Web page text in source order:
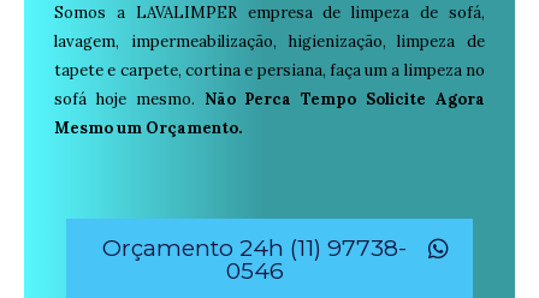
Somos a LAVALIMPER empresa de limpeza de sofá,
lavagem, impermeabilização, higienização, limpeza de
tapete e carpete, cortina e persiana, faça um a limpeza no
sofá hoje mesmo. Não Perca Tempo Solicite Agora
Mesmo um Orçamento.
Orçamento 24h (11) 97738-
0546